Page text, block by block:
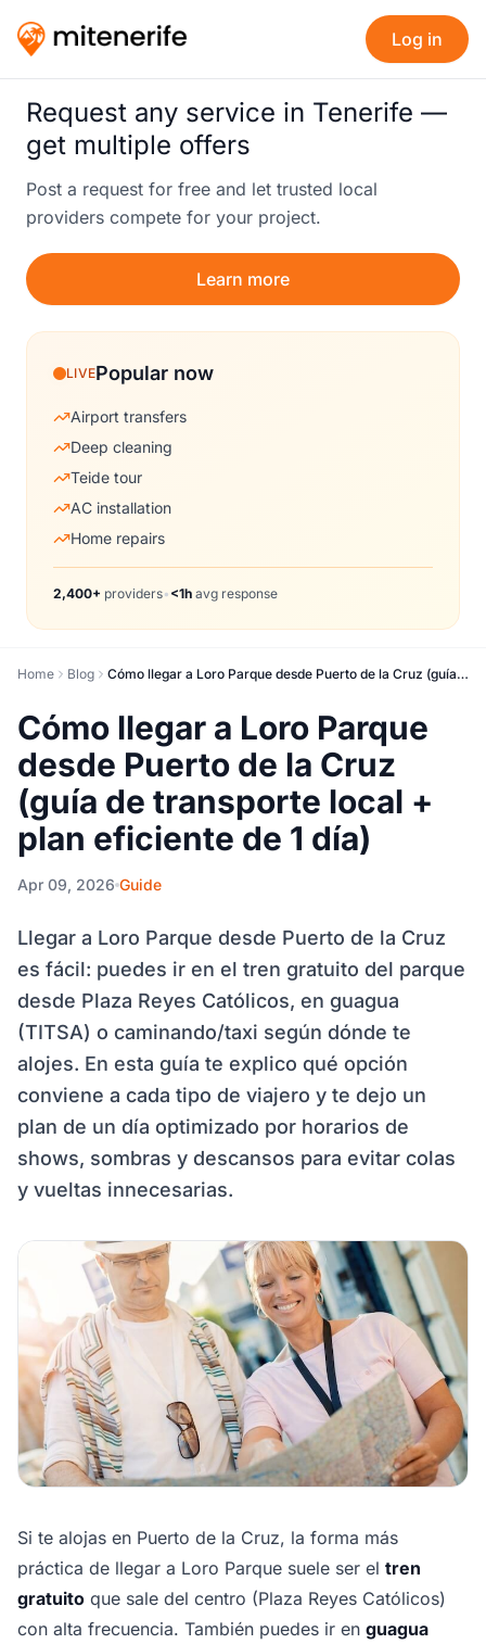
Log in
Request any service in Tenerife —
get multiple offers
Post a request for free and let trusted local
providers compete for your project.
Learn more
LIVEPopular now
Airport transfers
Deep cleaning
Teide tour
AC installation
Home repairs
2,400+ providers• <1h avg response
Home Blog Cómo llegar a Loro Parque desde Puerto de la Cruz (guía de transporte local + plan eficiente de 1 día)
Cómo llegar a Loro Parque
desde Puerto de la Cruz
(guía de transporte local +
plan eficiente de 1 día)
Apr 09, 2026 Guide
Llegar a Loro Parque desde Puerto de la Cruz
es fácil: puedes ir en el tren gratuito del parque
desde Plaza Reyes Católicos, en guagua
(TITSA) o caminando/taxi según dónde te
alojes. En esta guía te explico qué opción
conviene a cada tipo de viajero y te dejo un
plan de un día optimizado por horarios de
shows, sombras y descansos para evitar colas
y vueltas innecesarias.
Si te alojas en Puerto de la Cruz, la forma más
práctica de llegar a Loro Parque suele ser el tren
gratuito que sale del centro (Plaza Reyes Católicos)
con alta frecuencia. También puedes ir en guagua